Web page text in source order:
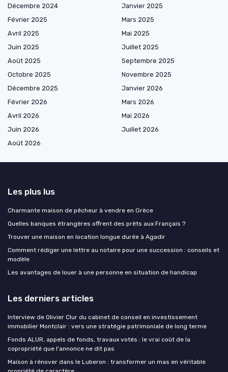
Décembre 2024
Janvier 2025
Février 2025
Mars 2025
Avril 2025
Mai 2025
Juin 2025
Juillet 2025
Août 2025
Septembre 2025
Octobre 2025
Novembre 2025
Décembre 2025
Janvier 2026
Février 2026
Mars 2026
Avril 2026
Mai 2026
Juin 2026
Juillet 2026
Août 2026
Les plus lus
Charmante maison de pêcheur à vendre en Grèce
Quelles banques étrangères offrent des prêts aux Français ?
Trouver une maison en location longue durée à Agadir
Comment rédiger une lettre au notaire pour une succession : conseils et
modèle
Les avantages de louer à une personne en situation de handicap
Les derniers articles
Interview de Olivier Clur du cabinet de conseil en investissement
immobilier Montclair : vers une stratégie patrimoniale de long terme
Fonds ALUR, appels de fonds, travaux votés : le vrai coût de la
copropriété que l'annonce ne dit pas
Maison à rénover dans le Luberon : transformer un mas en véritable